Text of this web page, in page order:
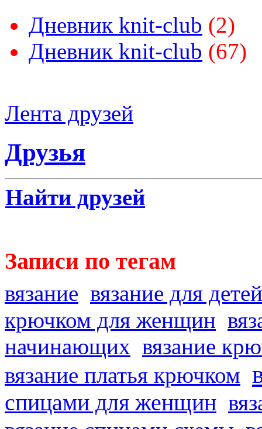
Дневник knit-club (2)
Дневник knit-club (67)
Лента друзей
Друзья
Найти друзей
Записи по тегам
вязание вязание для детей
крючком для женщин
начинающих вязание
вязание платья крючком
спицами для женщин